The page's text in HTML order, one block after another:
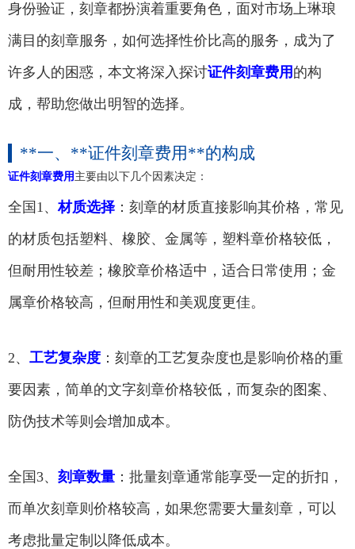
身份验证，刻章都扮演着重要角色，面对市场上琳琅
满目的刻章服务，如何选择性价比高的服务，成为了
许多人的困惑，本文将深入探讨证件刻章费用 的构
成，帮助您做出明智的选择。
**一、**证件刻章费用**的构成
证件刻章费用 主要由以下几个因素决定：
全国1、材质选择 ：刻章的材质直接影响其价格，常见
的材质包括塑料、橡胶、金属等，塑料章价格较低，
但耐用性较差；橡胶章价格适中，适合日常使用；金
属章价格较高，但耐用性和美观度更佳。
2、 工艺复杂度 ：刻章的工艺复杂度也是影响价格的重
要因素，简单的文字刻章价格较低，而复杂的图案、
防伪技术等则会增加成本。
全国3、 刻章数量 ：批量刻章通常能享受一定的折扣，
而单次刻章则价格较高，如果您需要大量刻章，可以
考虑批量定制以降低成本。